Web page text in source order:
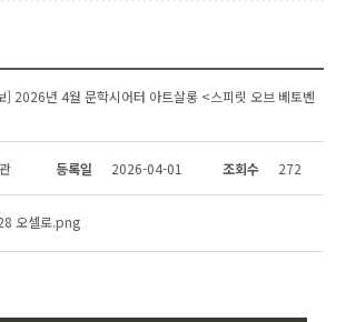
] 2026년 4월 문학시어터 아트살롱 <스피릿 오브 베토벤
등록일 2026-04-01 조회수 272
오셀로.png